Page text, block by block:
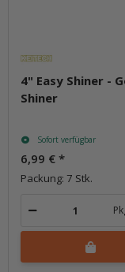
4" Easy Shiner -
Shiner
Sofort verfügbar
6,99 € *
Packung: 7 Stk.